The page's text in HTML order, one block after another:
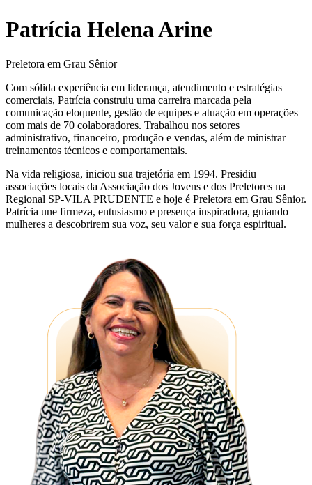
Patrícia Helena Arine
Preletora em Grau Sênior
Com sólida experiência em liderança, atendimento e estratégias
comerciais, Patrícia construiu uma carreira marcada pela
comunicação eloquente, gestão de equipes e atuação em operações
com mais de 70 colaboradores. Trabalhou nos setores
administrativo, financeiro, produção e vendas, além de ministrar
treinamentos técnicos e comportamentais.
Na vida religiosa, iniciou sua trajetória em 1994. Presidiu
associações locais da Associação dos Jovens e dos Preletores na
Regional SP-VILA PRUDENTE e hoje é Preletora em Grau Sênior.
Patrícia une firmeza, entusiasmo e presença inspiradora, guiando
mulheres a descobrirem sua voz, seu valor e sua força espiritual.